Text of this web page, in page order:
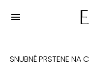
SNUBNÉ PRSTENE NA